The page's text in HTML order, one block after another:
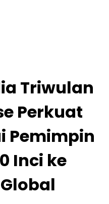
Triwulan
Perkuat
Pemimpin
Inci ke